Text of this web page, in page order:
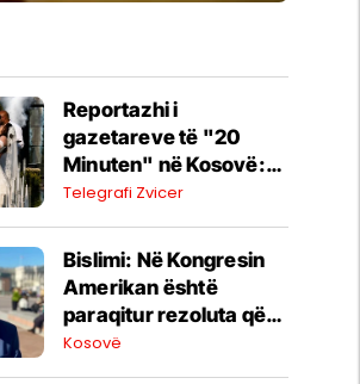
Reportazhi i
gazetareve të "20
Minuten" në Kosovë:
Nga mikpritja dhe jeta e
dasma me mbi 400 të
ftuar
Telegrafi Zvicer
Bislimi: Në Kongresin
Amerikan është
paraqitur rezoluta që
kundërshton mbajtjen
Kosovë